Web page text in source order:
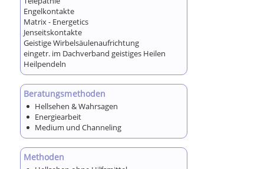
Engelkontakte
Matrix - Energetics
Jenseitskontakte
Geistige Wirbelsäulenaufrichtung
eingetr. im Dachverband geistiges Heilen
Heilpendeln
Beratungsmethoden
Hellsehen & Wahrsagen
Energiearbeit
Medium und Channeling
Methoden